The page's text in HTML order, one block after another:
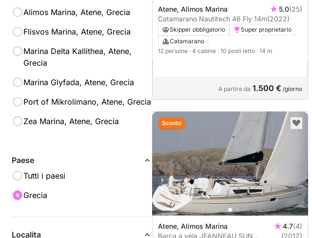
Alimos Marina, Atene, Grecia
Flisvos Marina, Atene, Grecia
Marina Delta Kallithea, Atene,
Grecia
Marina Glyfada, Atene, Grecia
Port of Mikrolimano, Atene, Grecia
Zea Marina, Atene, Grecia
Paese
Tutti i paesi
Grecia
Localita
Atene, Alimos Marina 5.0(25)
Catamarano Nautitech 46 Fly 14m(2022)
Skipper obbligatorio
Super proprietario
Catamarano
12 persone · 4 cabine · 10 posti letto · 14 m
A partire da 1.500 € /giorno
Atene, Alimos Marina 4.7(4)
Barca a vela JEANNEAU SUN
(2012)
Sconto